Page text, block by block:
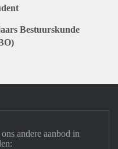
Bestuurskunde
andere aanbod in